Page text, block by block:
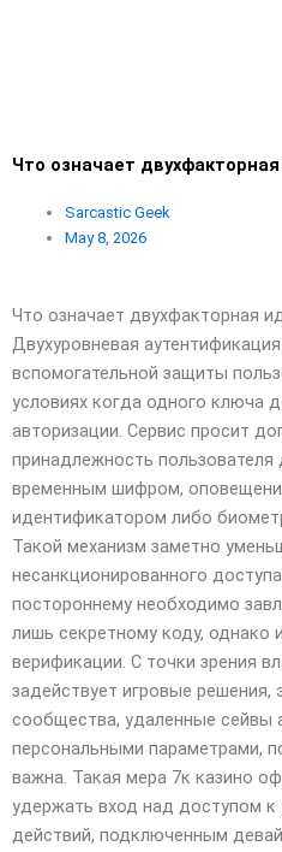
Что означает
Sarcastic Geek
May 8, 2026
Что означает двухфакторная
Двухуровневая
вспомогательной защиты
условиях когда одного ключа
авторизации. Сервис просит
принадлежность
временным шифром,
идентификатором либо
Такой механизм заметно
несанкционированного
постороннему необходимо
лишь секретному коду, однако
верификации. С точки зрения
задействует игровые решения,
сообщества, удаленные сейвы
персональными параметрами,
важна. Такая мера 7к казино
удержать вход над доступом к
действий, подключенным